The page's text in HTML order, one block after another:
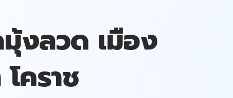
งลวด เมือง
คราช